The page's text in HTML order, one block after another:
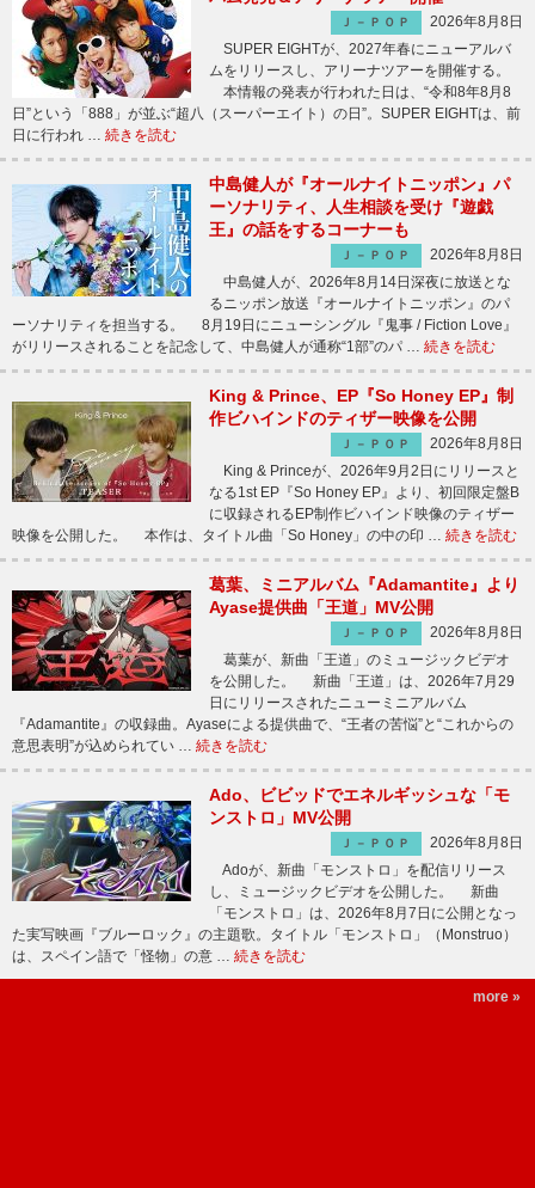
Ｊ－ＰＯＰ
2026年8月8日
SUPER EIGHTが、2027年春にニューアルバ
ムをリリースし、アリーナツアーを開催する。
本情報の発表が行われた日は、“令和8年8月8
日”という「888」が並ぶ“超八（スーパーエイト）の日”。SUPER EIGHTは、前
日に行われ … 続きを読む
中島健人が『オールナイトニッポン』パ
ーソナリティ、人生相談を受け『遊戯
王』の話をするコーナーも
Ｊ－ＰＯＰ
2026年8月8日
中島健人が、2026年8月14日深夜に放送とな
るニッポン放送『オールナイトニッポン』のパ
ーソナリティを担当する。 8月19日にニューシングル『鬼事 / Fiction Love』
がリリースされることを記念して、中島健人が通称“1部”のパ … 続きを読む
King & Prince、EP『So Honey EP』制
作ビハインドのティザー映像を公開
Ｊ－ＰＯＰ
2026年8月8日
King & Princeが、2026年9月2日にリリースと
なる1st EP『So Honey EP』より、初回限定盤B
に収録されるEP制作ビハインド映像のティザー
映像を公開した。 本作は、タイトル曲「So Honey」の中の印 … 続きを読む
葛葉、ミニアルバム『Adamantite』より
Ayase提供曲「王道」MV公開
Ｊ－ＰＯＰ
2026年8月8日
葛葉が、新曲「王道」のミュージックビデオ
を公開した。 新曲「王道」は、2026年7月29
日にリリースされたニューミニアルバム
『Adamantite』の収録曲。Ayaseによる提供曲で、“王者の苦悩”と“これからの
意思表明”が込められてい … 続きを読む
Ado、ビビッドでエネルギッシュな「モ
ンストロ」MV公開
Ｊ－ＰＯＰ
2026年8月8日
Adoが、新曲「モンストロ」を配信リリース
し、ミュージックビデオを公開した。 新曲
「モンストロ」は、2026年8月7日に公開となっ
た実写映画『ブルーロック』の主題歌。タイトル「モンストロ」（Monstruo）
は、スペイン語で「怪物」の意 … 続きを読む
more »